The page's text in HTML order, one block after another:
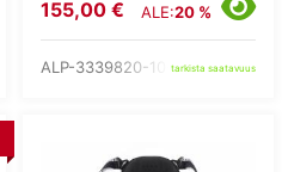
155,00 € ALE:20 %
ALP-3339820-10-tarkista saatavuus